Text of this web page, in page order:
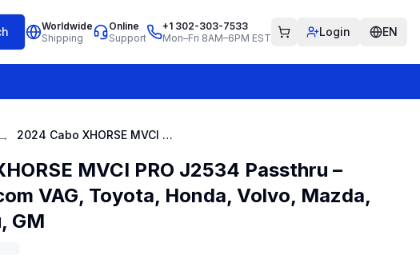
Worldwide
Shipping
Online
Support
+1 302-303-7533
Mon–Fri 8AM–6PM EST
Login EN
→ 2024 Cabo XHORSE MVCI PRO J2534 Passthru – Compatível com VAG, Toyota, Honda, Volvo, Mazda, Ford, Subaru, GM
MVCI PRO J2534 Passthru –
VAG, Toyota, Honda, Volvo, Mazda,
GM